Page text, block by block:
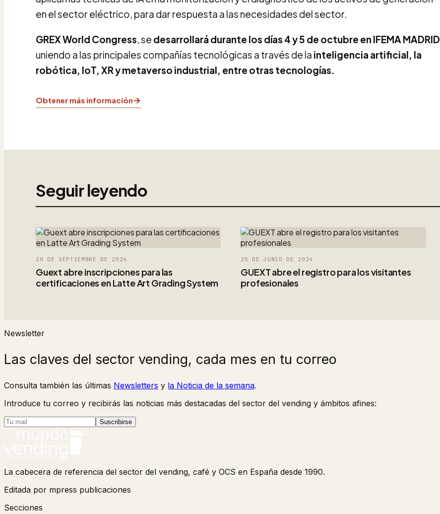
en el sector eléctrico, para dar respuesta a las necesidades del sector.
GREX World Congress, se desarrollará durante los días 4 y 5 de octubre en IFEMA MADRID
uniendo a las principales compañías tecnológicas a través de la inteligencia artificial, la
robótica, IoT, XR y metaverso industrial, entre otras tecnologías.
Obtener más información→
Seguir leyendo
20 DE SEPTIEMBRE DE 2024
Guext abre inscripciones para las
certificaciones en Latte Art Grading System
25 DE JUNIO DE 2024
GUEXT abre el registro para los visitantes
profesionales
Newsletter
Las claves del sector vending, cada mes en tu correo
Consulta también las últimas Newsletters y la Noticia de la semana.
Introduce tu correo y recibirás las noticias más destacadas del sector del vending y ámbitos afines:
Suscribirse
La cabecera de referencia del sector del vending, café y OCS en España desde 1990.
Editada por mpress publicaciones
Secciones